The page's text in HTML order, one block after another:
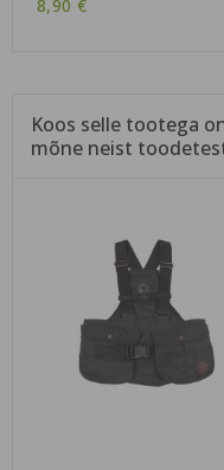
8,90 €
Koos selle tootega
mõne neist